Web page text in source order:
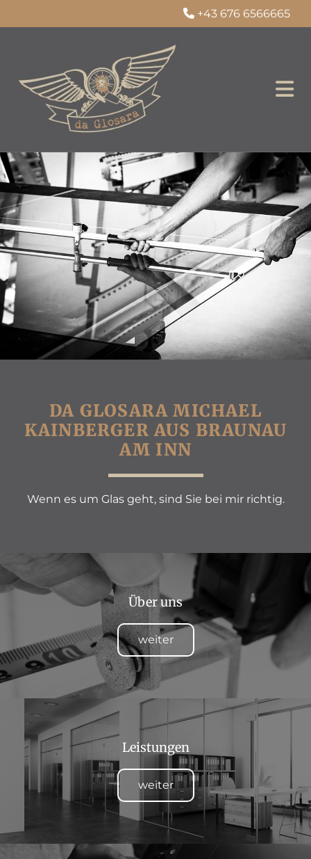
 +43 676 6566665
DA GLOSARA MICHAEL
KAINBERGER AUS BRAUNAU
AM INN
Wenn es um Glas geht, sind Sie bei mir richtig.
Über uns
weiter
Leistungen
weiter